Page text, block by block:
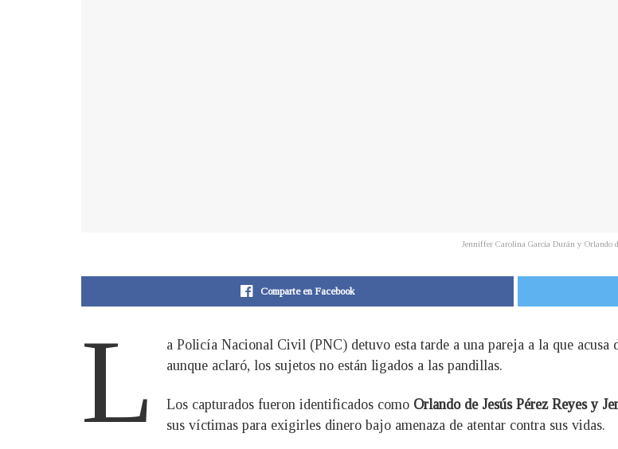
Jenniffer Carolina García Durán y Orlando
Comparte en Facebook
L
a Policía Nacional Civil (PNC) detuvo esta tarde a una pareja a la que acusa
aunque aclaró, los sujetos no están ligados a las pandillas.
Los capturados fueron identificados como Orlando de Jesús Pérez Reyes y
sus víctimas para exigirles dinero bajo amenaza de atentar contra sus vidas.